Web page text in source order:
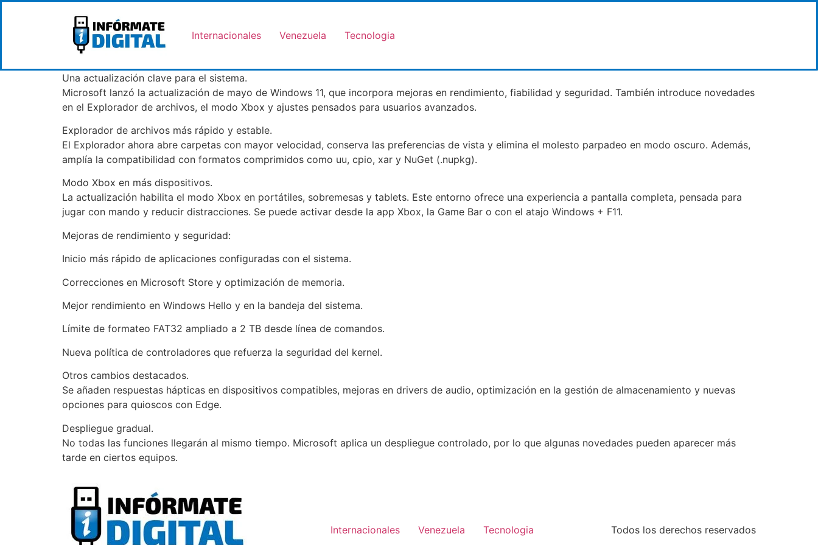
Internacionales Venezuela Tecnologia
Una actualización clave para el sistema.
Microsoft lanzó la actualización de mayo de Windows 11, que incorpora mejoras en rendimiento, fiabilidad y seguridad. También introduce novedades
en el Explorador de archivos, el modo Xbox y ajustes pensados para usuarios avanzados.
Explorador de archivos más rápido y estable.
El Explorador ahora abre carpetas con mayor velocidad, conserva las preferencias de vista y elimina el molesto parpadeo en modo oscuro. Además,
amplía la compatibilidad con formatos comprimidos como uu, cpio, xar y NuGet (.nupkg).
Modo Xbox en más dispositivos.
La actualización habilita el modo Xbox en portátiles, sobremesas y tablets. Este entorno ofrece una experiencia a pantalla completa, pensada para
jugar con mando y reducir distracciones. Se puede activar desde la app Xbox, la Game Bar o con el atajo Windows + F11.
Mejoras de rendimiento y seguridad:
Inicio más rápido de aplicaciones configuradas con el sistema.
Correcciones en Microsoft Store y optimización de memoria.
Mejor rendimiento en Windows Hello y en la bandeja del sistema.
Límite de formateo FAT32 ampliado a 2 TB desde línea de comandos.
Nueva política de controladores que refuerza la seguridad del kernel.
Otros cambios destacados.
Se añaden respuestas hápticas en dispositivos compatibles, mejoras en drivers de audio, optimización en la gestión de almacenamiento y nuevas
opciones para quioscos con Edge.
Despliegue gradual.
No todas las funciones llegarán al mismo tiempo. Microsoft aplica un despliegue controlado, por lo que algunas novedades pueden aparecer más
tarde en ciertos equipos.
Internacionales Venezuela Tecnologia Todos los derechos reservados